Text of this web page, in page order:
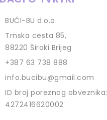
BUĆI-BU d.o.o.
Trnska cesta 85,
88220 Široki Brijeg
+387 63 738 888
info.bucibu@gmail.com
ID broj poreznog obveznika:
4272416620002